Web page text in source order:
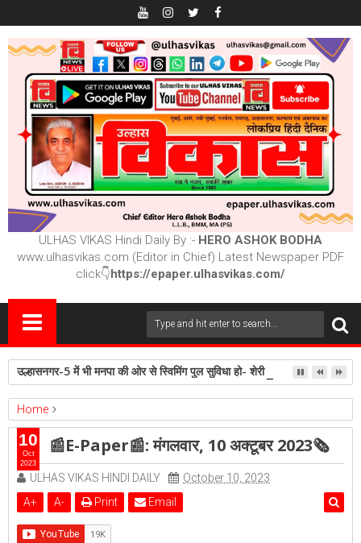
ULHAS VIKAS Hindi Daily By :- HERO ASHOK BODHA
www.ulhasvikas.com (Editor in Chief) Latest Newspaper PDF
click👇https://epaper.ulhasvikas.com/
उल्हासनगर-5 में भी मनपा की ओर से स्विमिंग पुल सुविधा हो- शेरी लुंड
Home
ambernath
bhiwandi epaper Featured
kalyan
ulhasnagar
📰E-Paper📰: मंगलवार, 10 अक्टूबर 2023🗞
📰E-Paper📰: मंगलवार, 10 अक्टूबर 2023🗞
ULHAS VIKAS HINDI DAILY
October 10, 2023
A+ A- Print Email
10
Oct
2023